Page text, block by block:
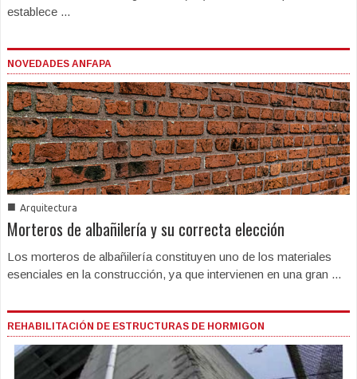
establece ...
NOVEDADES ANFAPA
■ Arquitectura
Morteros de albañilería y su correcta elección
Los morteros de albañilería constituyen uno de los materiales
esenciales en la construcción, ya que intervienen en una gran ...
REHABILITACIÓN DE ESTRUCTURAS DE HORMIGON